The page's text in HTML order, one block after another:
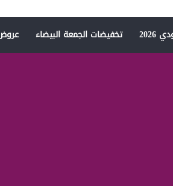
تخفيضات الجمعة البيضاء